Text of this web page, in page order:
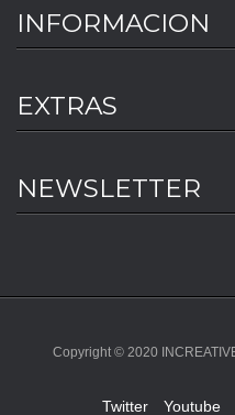
INFORMACION
EXTRAS
NEWSLETTER
Copyright © 2020
Twitter Youtube